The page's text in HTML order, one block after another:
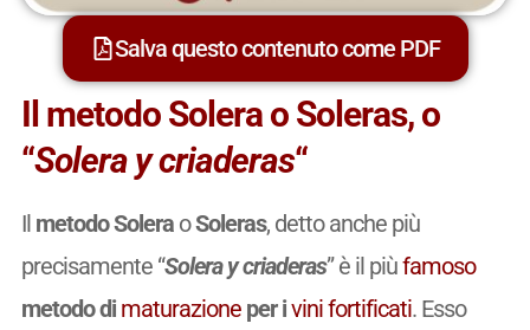
Salva questo contenuto come PDF
Il metodo Solera o Soleras, o
“Solera y criaderas“
Il metodo SoleraoSoleras, detto anche più
precisamente “Solera y criaderas” è il piùfamoso
metodo dimaturazioneper ivinifortificati. Esso